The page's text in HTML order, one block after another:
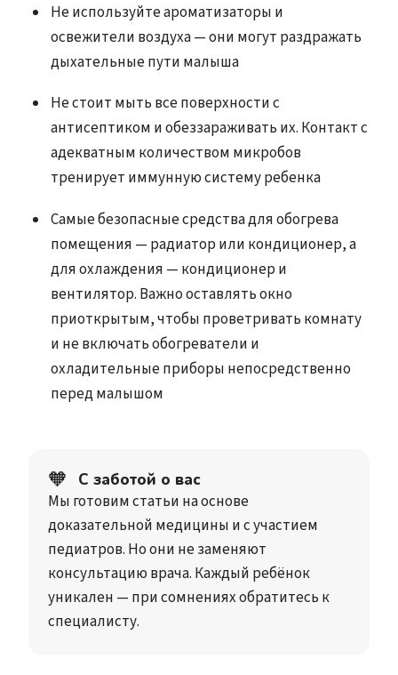
Не используйте ароматизаторы и
освежители воздуха — они могут раздражать
дыхательные пути малыша
Не стоит мыть все поверхности с
антисептиком и обеззараживать их. Контакт с
адекватным количеством микробов
тренирует иммунную систему ребенка
Самые безопасные средства для обогрева
помещения — радиатор или кондиционер, а
для охлаждения — кондиционер и
вентилятор. Важно оставлять окно
приоткрытым, чтобы проветривать комнату
и не включать обогреватели и
охладительные приборы непосредственно
перед малышом
🧡 С заботой о вас
Мы готовим статьи на основе
доказательной медицины и с участием
педиатров. Но они не заменяют
консультацию врача. Каждый ребёнок
уникален — при сомнениях обратитесь к
специалисту.